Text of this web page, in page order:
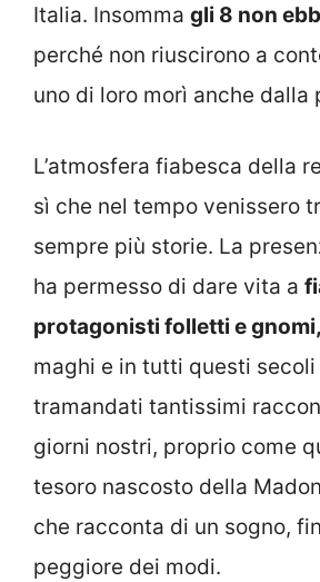
Italia. Insomma gli 8 non
perché non riuscirono a
uno di loro morì anche dalla
L’atmosfera fiabesca della
sì che nel tempo venissero
sempre più storie. La
ha permesso di dare vita a
protagonisti folletti e gnomi,
maghi e in tutti questi secoli
tramandati tantissimi
giorni nostri, proprio come
tesoro nascosto della
che racconta di un sogno,
peggiore dei modi.